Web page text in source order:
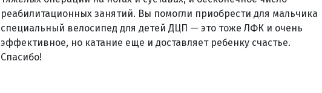
реабилитационных занятий. Вы помогли приобрести для мальчика
специальный велосипед для детей ДЦП — это тоже ЛФК и очень
эффективное, но катание еще и доставляет ребенку счастье.
Спасибо!